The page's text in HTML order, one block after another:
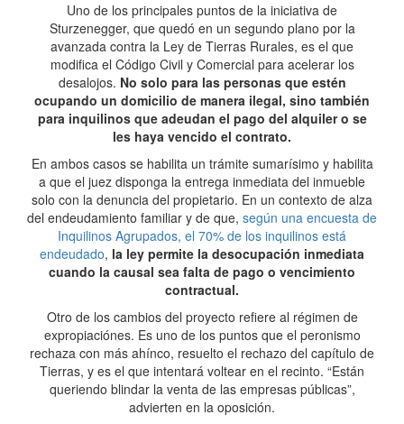
Uno de los principales puntos de la iniciativa de
Sturzenegger, que quedó en un segundo plano por la
avanzada contra la Ley de Tierras Rurales, es el que
modifica el Código Civil y Comercial para acelerar los
desalojos. No solo para las personas que estén
ocupando un domicilio de manera ilegal, sino también
para inquilinos que adeudan el pago del alquiler o se
les haya vencido el contrato.
En ambos casos se habilita un trámite sumarísimo y habilita
a que el juez disponga la entrega inmediata del inmueble
solo con la denuncia del propietario. En un contexto de alza
del endeudamiento familiar y de que, según una encuesta de
Inquilinos Agrupados, el 70% de los inquilinos está
endeudado, la ley permite la desocupación inmediata
cuando la causal sea falta de pago o vencimiento
contractual.
Otro de los cambios del proyecto refiere al régimen de
expropiaciónes. Es uno de los puntos que el peronismo
rechaza con más ahínco, resuelto el rechazo del capítulo de
Tierras, y es el que intentará voltear en el recinto. “Están
queriendo blindar la venta de las empresas públicas”,
advierten en la oposición.